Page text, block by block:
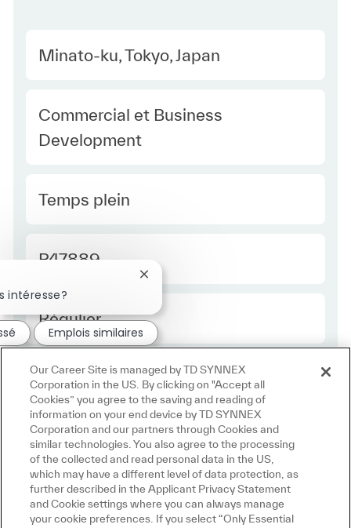
Location
Minato-ku, Tokyo, Japan
Category
Commercial et Business
Development
Type Europe
Temps plein
Required Id
R47889
Employee Type Europe
Régulier
intéresse?
Fermer la notification du chatbot
Emplois similaires
Our Career Site is managed by TD SYNNEX
Corporation in the US. By clicking on "Accept all
Cookies” you agree to the saving and reading of
information on your end device by TD SYNNEX
Corporation and our partners through Cookies and
similar technologies. You also agree to the processing
of the collected and read personal data in the US,
which may have a different level of data protection, as
further described in the Applicant Privacy Statement
and Cookie settings where you can always manage
your cookie preferences. If you select “Only Essential